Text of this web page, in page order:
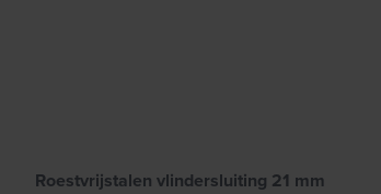
Roestvrijstalen vlindersluiting 21 mm